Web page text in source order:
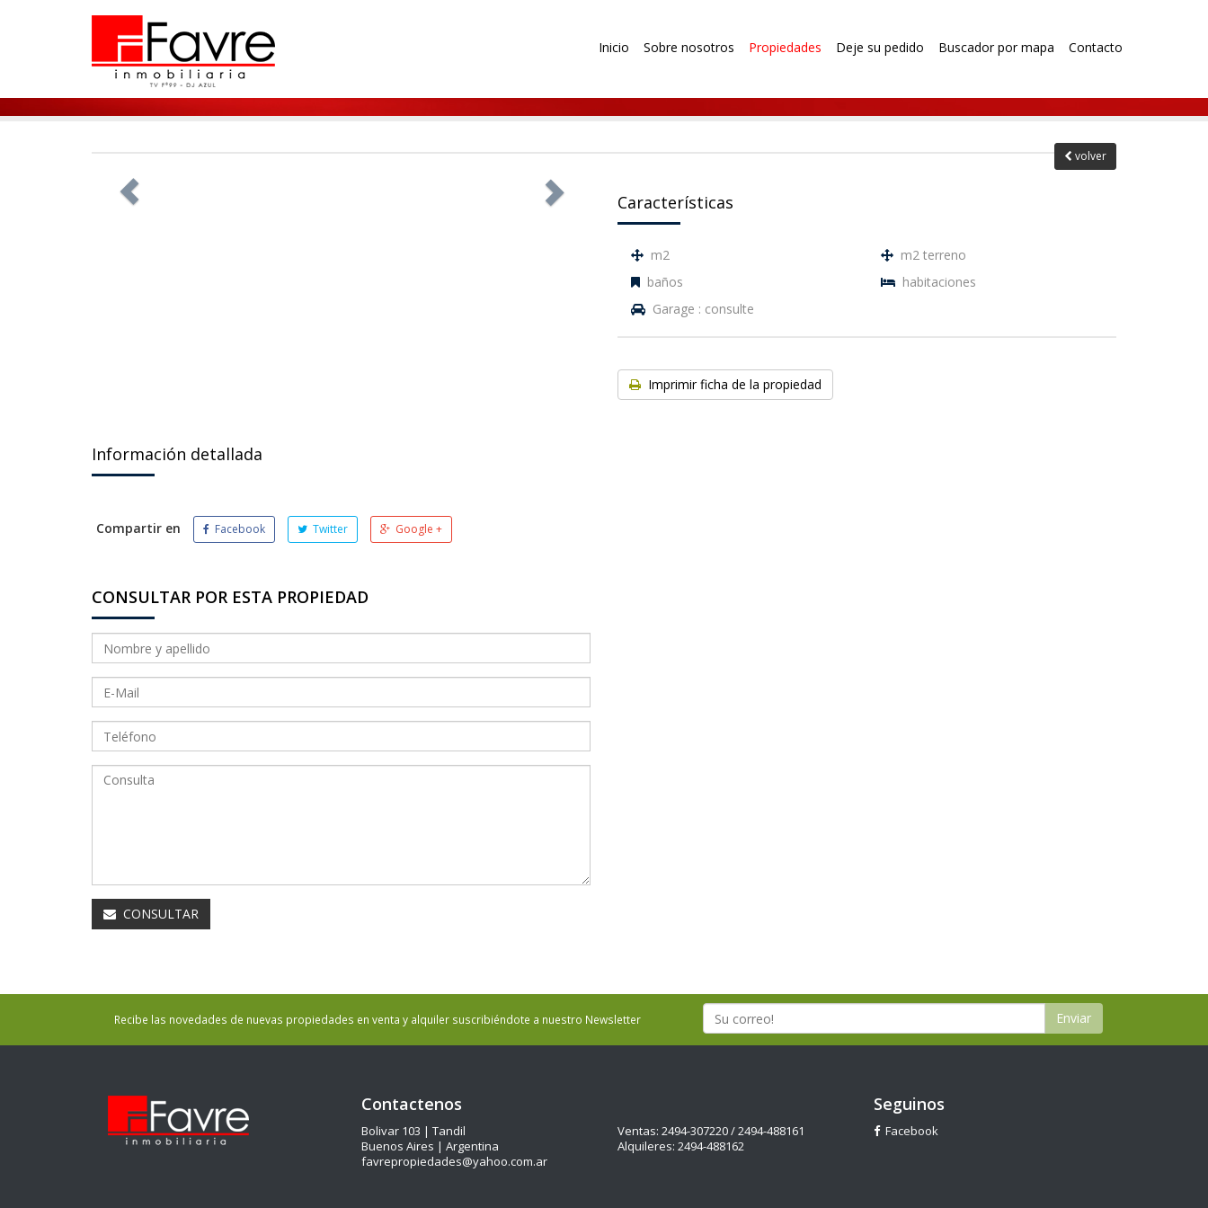
Inicio Sobre nosotros Propiedades Deje su pedido Buscador por mapa Contacto
volver
Características
m2
m2 terreno
baños
habitaciones
Garage : consulte
Imprimir ficha de la propiedad
Información detallada
Compartir en Facebook Twitter Google +
CONSULTAR POR ESTA PROPIEDAD
CONSULTAR
Recibe las novedades de nuevas propiedades en venta y alquiler suscribiéndote a nuestro Newsletter Enviar
Contactenos
Bolivar 103 | Tandil
Buenos Aires | Argentina
favrepropiedades@yahoo.com.ar
Ventas: 2494-307220 / 2494-488161
Alquileres: 2494-488162
Seguinos
Facebook